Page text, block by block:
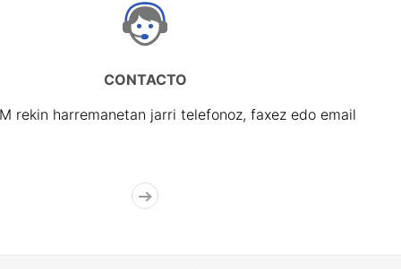
CONTACTO
rekin harremanetan jarri telefonoz, faxez edo email